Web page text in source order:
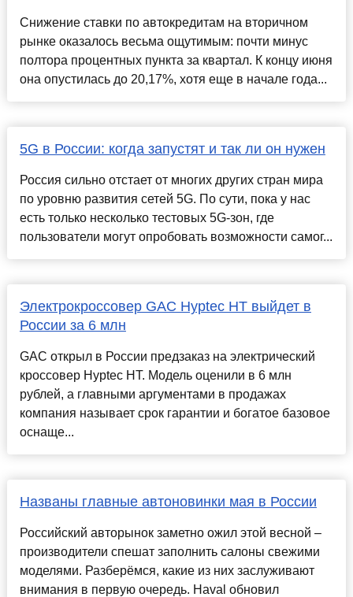
Снижение ставки по автокредитам на вторичном
рынке оказалось весьма ощутимым: почти минус
полтора процентных пункта за квартал. К концу июня
она опустилась до 20,17%, хотя еще в начале года...
5G в России: когда запустят и так ли он нужен
Россия сильно отстает от многих других стран мира
по уровню развития сетей 5G. По сути, пока у нас
есть только несколько тестовых 5G-зон, где
пользователи могут опробовать возможности самог...
Электрокроссовер GAC Hyptec HT выйдет в
России за 6 млн
GAC открыл в России предзаказ на электрический
кроссовер Hyptec HT. Модель оценили в 6 млн
рублей, а главными аргументами в продажах
компания называет срок гарантии и богатое базовое
оснаще...
Названы главные автоновинки мая в России
Российский авторынок заметно ожил этой весной –
производители спешат заполнить салоны свежими
моделями. Разберёмся, какие из них заслуживают
внимания в первую очередь. Haval обновил